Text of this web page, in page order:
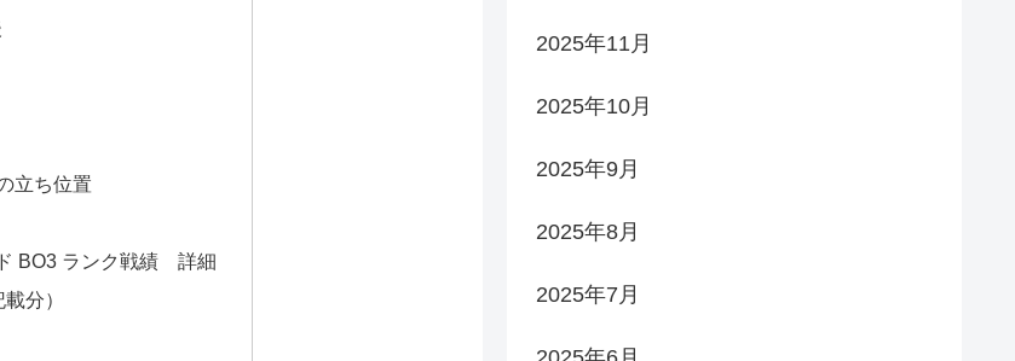
立ち位置
BO3 ランク戦績 詳細
分）
2025年11月
2025年10月
2025年9月
2025年8月
2025年7月